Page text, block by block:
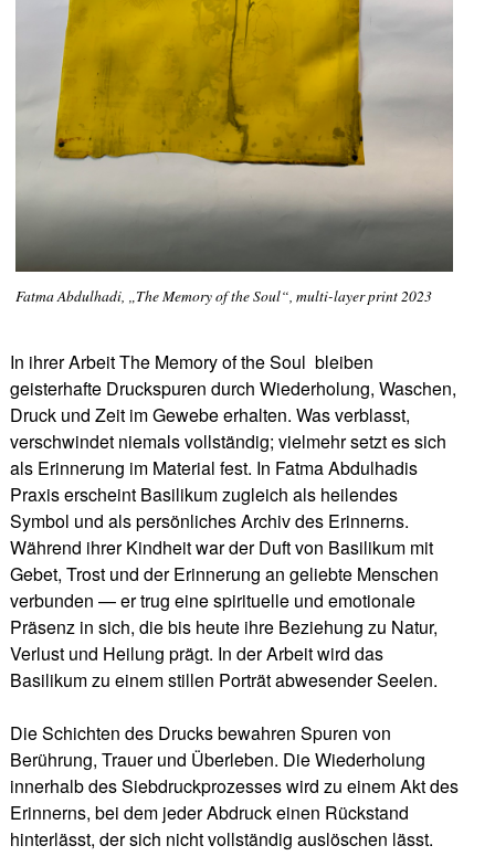
Fatma Abdulhadi, „The Memory of the Soul“, multi-layer print 2023
In ihrer Arbeit The Memory of the Soul bleiben
geisterhafte Druckspuren durch Wiederholung, Waschen,
Druck und Zeit im Gewebe erhalten. Was verblasst,
verschwindet niemals vollständig; vielmehr setzt es sich
als Erinnerung im Material fest. In Fatma Abdulhadis
Praxis erscheint Basilikum zugleich als heilendes
Symbol und als persönliches Archiv des Erinnerns.
Während ihrer Kindheit war der Duft von Basilikum mit
Gebet, Trost und der Erinnerung an geliebte Menschen
verbunden — er trug eine spirituelle und emotionale
Präsenz in sich, die bis heute ihre Beziehung zu Natur,
Verlust und Heilung prägt. In der Arbeit wird das
Basilikum zu einem stillen Porträt abwesender Seelen.
Die Schichten des Drucks bewahren Spuren von
Berührung, Trauer und Überleben. Die Wiederholung
innerhalb des Siebdruckprozesses wird zu einem Akt des
Erinnerns, bei dem jeder Abdruck einen Rückstand
hinterlässt, der sich nicht vollständig auslöschen lässt.